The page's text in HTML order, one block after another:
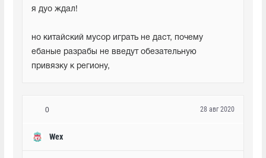
я дуо ждал!
но китайский мусор играть не даст, почему
ебаные разрабы не введут обезательную
привязку к региону,
0
Wex
28 авг 2020